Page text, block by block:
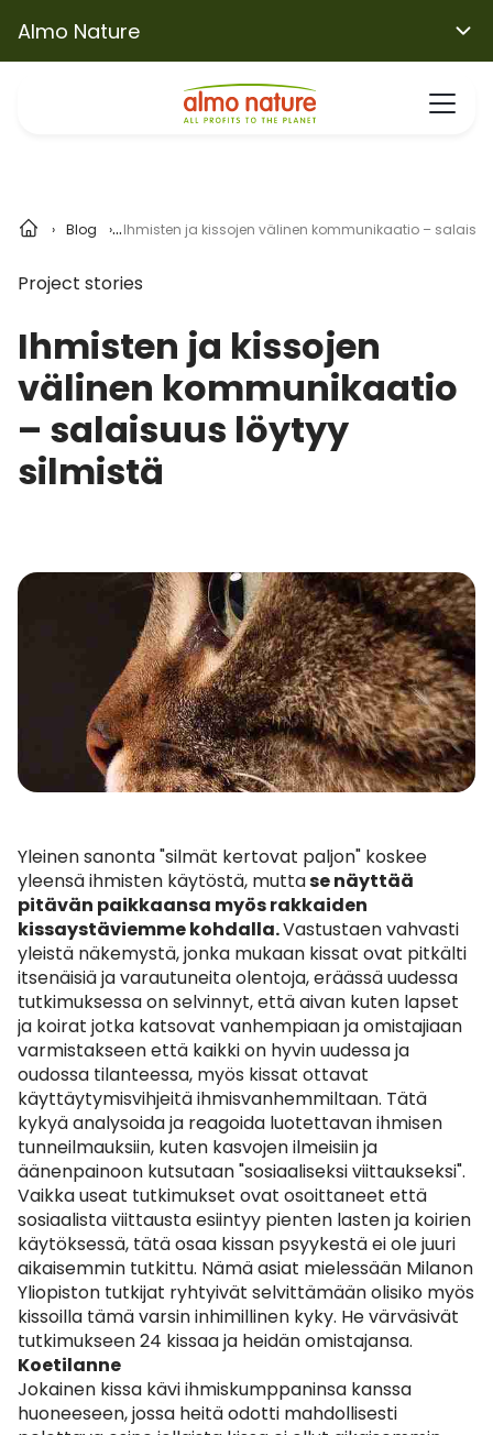
Almo Nature
Blog Ihmisten ja kissojen välinen kommunikaatio –
Project stories
Ihmisten ja kissojen
välinen kommunikaatio
– salaisuus löytyy
silmistä
Yleinen sanonta "silmät kertovat paljon" koskee
yleensä ihmisten käytöstä, muttase näyttää
pitävän paikkaansa myös rakkaiden
kissaystäviemme kohdalla.Vastustaen vahvasti
yleistä näkemystä, jonka mukaan kissat ovat pitkälti
itsenäisiä ja varautuneita olentoja, eräässä uudessa
tutkimuksessa on selvinnyt, että aivan kuten lapset
ja koirat jotka katsovat vanhempiaan ja omistajiaan
varmistakseen että kaikki on hyvin uudessa ja
oudossa tilanteessa, myös kissat ottavat
käyttäytymisvihjeitä ihmisvanhemmiltaan. Tätä
kykyä analysoida ja reagoida luotettavan ihmisen
tunneilmauksiin, kuten kasvojen ilmeisiin ja
äänenpainoon kutsutaan "sosiaaliseksi viittaukseksi".
Vaikka useat tutkimukset ovat osoittaneet että
sosiaalista viittausta esiintyy pienten lasten ja koirien
käytöksessä, tätä osaa kissan psyykestä ei ole juuri
aikaisemmin tutkittu. Nämä asiat mielessään Milanon
Yliopiston tutkijat ryhtyivät selvittämään olisiko myös
kissoilla tämä varsin inhimillinen kyky. He värväsivät
tutkimukseen 24 kissaa ja heidän omistajansa.
Koetilanne
Jokainen kissa kävi ihmiskumppaninsa kanssa
huoneeseen, jossa heitä odotti mahdollisesti